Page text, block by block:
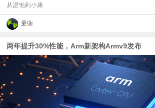
从温饱到小康
量衡
两年提升30%性能，Arm新架构Armv9发布